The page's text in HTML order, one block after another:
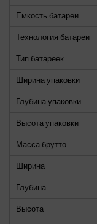
Емкость батареи
Технология батареи
Тип батареек
Ширина упаковки
Глубина упаковки
Высота упаковки
Масса брутто
Ширина
Глубина
Высота